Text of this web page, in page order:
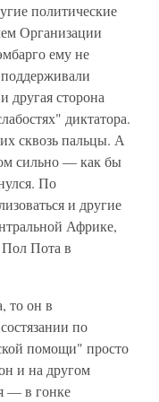
политические
Организации
ему не
другая сторона
диктатора.
сквозь пальцы. А
сильно — как бы
По
и другие
Африке,
Пота в
то он в
по
помощи" просто
и на другом
— в гонке